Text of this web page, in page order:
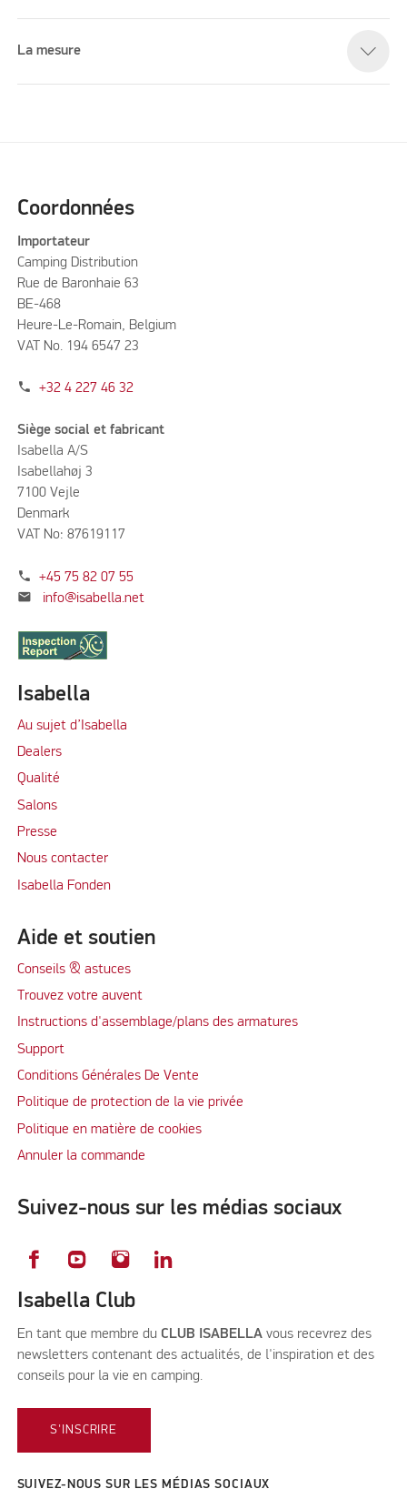
La mesure
Coordonnées
Importateur
Camping Distribution
Rue de Baronhaie 63
BE-468
Heure-Le-Romain, Belgium
VAT No. 194 6547 23
phone +32 4 227 46 32
Siège social et fabricant
Isabella A/S
Isabellahøj 3
7100 Vejle
Denmark
VAT No: 87619117
phone +45 75 82 07 55
mail info@isabella.net
Isabella
Au sujet d’Isabella
Dealers
Qualité
Salons
Presse
Nous contacter
Isabella Fonden
Aide et soutien
Conseils & astuces
Trouvez votre auvent
Instructions d'assemblage/plans des armatures
Support
Conditions Générales De Vente
Politique de protection de la vie privée
Politique en matière de cookies
Annuler la commande
Suivez-nous sur les médias sociaux
Isabella Club
En tant que membre du CLUB ISABELLA vous recevrez des
newsletters contenant des actualités, de l'inspiration et des
conseils pour la vie en camping.
S'INSCRIRE
SUIVEZ-NOUS SUR LES MÉDIAS SOCIAUX